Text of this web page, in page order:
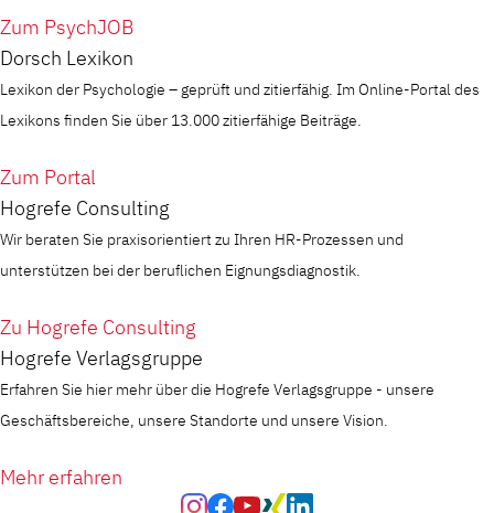
Zum PsychJOB
Dorsch Lexikon
Lexikon der Psychologie – geprüft und zitierfähig. Im Online-Portal des
Lexikons finden Sie über 13.000 zitierfähige Beiträge.
Zum Portal
Hogrefe Consulting
Wir beraten Sie praxisorientiert zu Ihren HR-Prozessen und
unterstützen bei der beruflichen Eignungsdiagnostik.
Zu Hogrefe Consulting
Hogrefe Verlagsgruppe
Erfahren Sie hier mehr über die Hogrefe Verlagsgruppe - unsere
Geschäftsbereiche, unsere Standorte und unsere Vision.
Mehr erfahren